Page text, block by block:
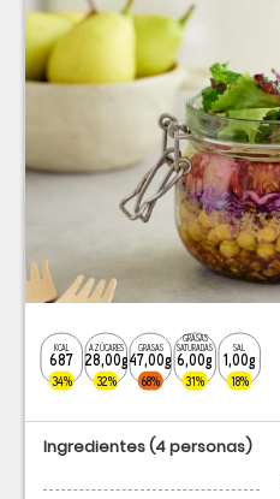
KCAL
687
34%
AZÚCARES
28,00g
32%
GRASAS
47,00g
68%
GRASAS
SATURADAS
6,00g
31%
SAL
1,00g
18%
Ingredientes(4 personas)